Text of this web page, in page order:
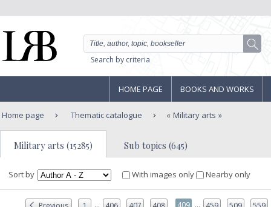
Search by criteria
HOME PAGE BOOKS AND WORKS
Home page Thematic catalogue Military arts
Military arts (15285) Sub topics (645)
Sort by With images only Nearby only
... ...